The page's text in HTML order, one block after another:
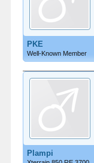
PKE
Well-Known Member
Plampi